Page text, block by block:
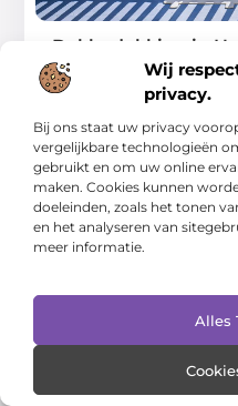
Wij
privacy.
Bij ons staat uw privacy
vergelijkbare technologieën
gebruikt en om uw online
maken. Cookies kunnen
doeleinden, zoals het tonen
en het analyseren van
meer informatie.
Alles
Dakbedekking in
voor een duurzaam
Het onderhoud van je dak
op de waarde en veiligheid
...
WINKELEN